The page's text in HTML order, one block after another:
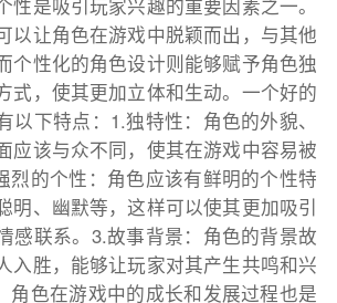
性是吸引玩家兴趣的重要因素之一。
以让角色在游戏中脱颖而出，与其他
个性化的角色设计则能够赋予角色独
式，使其更加立体和生动。一个好的
以下特点：1.独特性：角色的外貌、
应该与众不同，使其在游戏中容易被
烈的个性：角色应该有鲜明的个性特
明、幽默等，这样可以使其更加吸引
感联系。3.故事背景：角色的背景故
入胜，能够让玩家对其产生共鸣和兴
角色在游戏中的成长和发展过程也是